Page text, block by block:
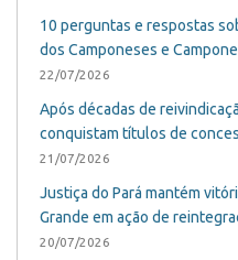
10 perguntas e respostas
dos Camponeses e
22/07/2026
Após décadas de
conquistam títulos de
21/07/2026
Justiça do Pará mantém
Grande em ação de
20/07/2026